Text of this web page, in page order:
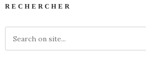
RECHERCHER